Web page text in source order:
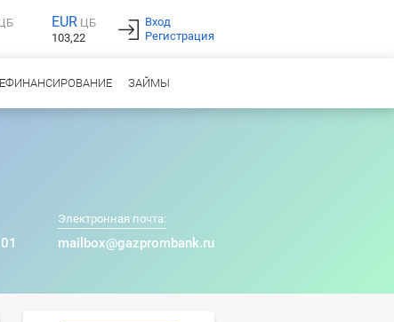
EUR ЦБ
103,22
Вход
Регистрация
ЗАЙМЫ
Электронная почта:
mailbox@gazprombank.ru